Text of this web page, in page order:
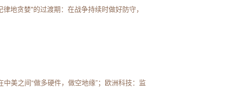
地贪婪"的过渡期：在战争持续时做好防守，
美之间“做多硬件，做空地缘”；欧洲科技：监